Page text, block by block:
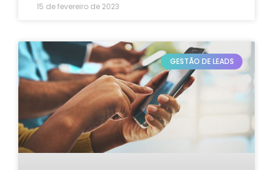
15 de fevereiro de 2023
GESTÃO DE LEADS